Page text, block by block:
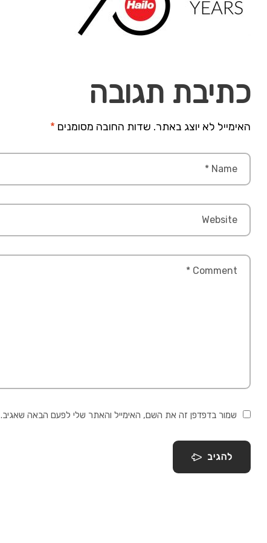
כתיבת תגובה
האימייל לא יוצג באתר. שדות החובה מסומנים *
שמור בדפדפן זה את השם, האימייל והאתר שלי לפעם הבאה שאגיב.
להגיב